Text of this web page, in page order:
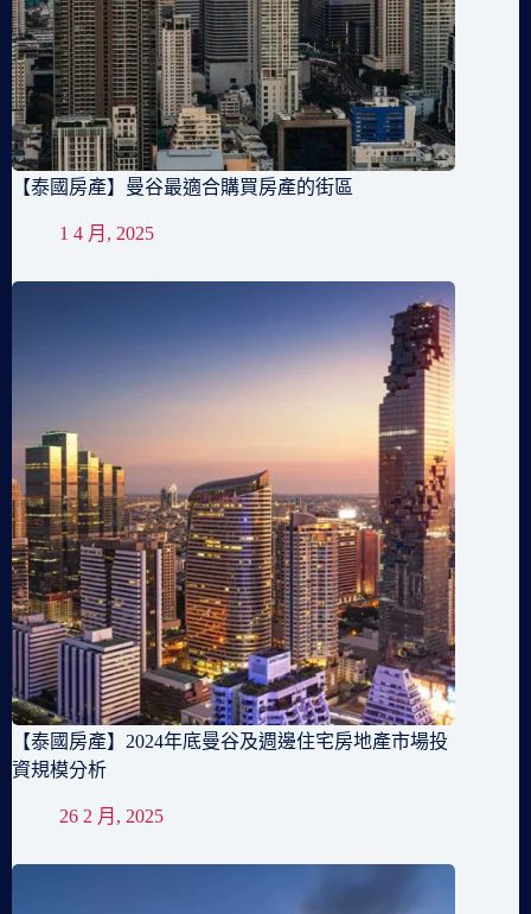
【泰國房產】曼谷最適合購買房產的街區
1 4 月, 2025
【泰國房產】2024年底曼谷及週邊住宅房地產市場投
資規模分析
26 2 月, 2025